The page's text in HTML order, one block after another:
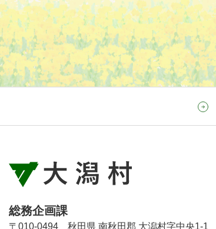
総務企画課
〒010-0494 秋田県 南秋田郡 大潟村字中央1-1